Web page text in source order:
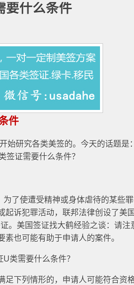
要什么条件
件
始研究各类美签的。今天的话题是
签证需要什么条件？
了使遭受精神或身体虐待的某些
起诉犯罪活动，联邦法律创设了美
。美国签证找大鹤经验之谈：请注
也可能有助于申请人的案件。
类需要什么条件？
下列情形的，申请人可能符合资